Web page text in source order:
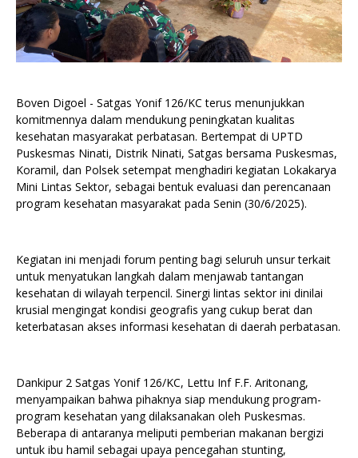
Boven Digoel - Satgas Yonif 126/KC terus menunjukkan
komitmennya dalam mendukung peningkatan kualitas
kesehatan masyarakat perbatasan. Bertempat di UPTD
Puskesmas Ninati, Distrik Ninati, Satgas bersama Puskesmas,
Koramil, dan Polsek setempat menghadiri kegiatan Lokakarya
Mini Lintas Sektor, sebagai bentuk evaluasi dan perencanaan
program kesehatan masyarakat pada Senin (30/6/2025).
Kegiatan ini menjadi forum penting bagi seluruh unsur terkait
untuk menyatukan langkah dalam menjawab tantangan
kesehatan di wilayah terpencil. Sinergi lintas sektor ini dinilai
krusial mengingat kondisi geografis yang cukup berat dan
keterbatasan akses informasi kesehatan di daerah perbatasan.
Dankipur 2 Satgas Yonif 126/KC, Lettu Inf F.F. Aritonang,
menyampaikan bahwa pihaknya siap mendukung program-
program kesehatan yang dilaksanakan oleh Puskesmas.
Beberapa di antaranya meliputi pemberian makanan bergizi
untuk ibu hamil sebagai upaya pencegahan stunting,